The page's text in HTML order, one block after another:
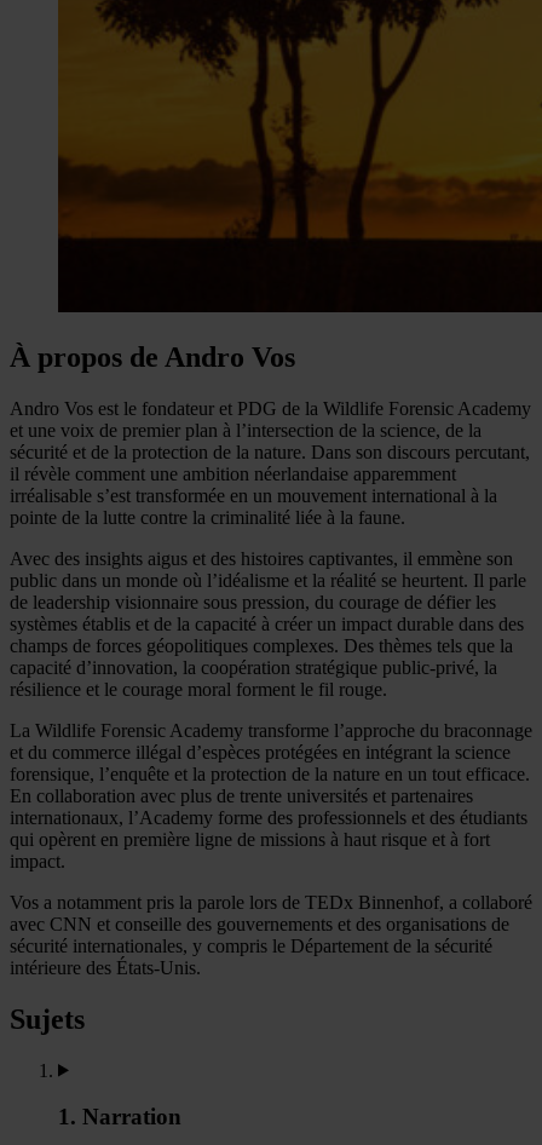
À propos de Andro Vos
Andro Vos est le fondateur et PDG de la Wildlife Forensic Academy
et une voix de premier plan à l’intersection de la science, de la
sécurité et de la protection de la nature. Dans son discours percutant,
il révèle comment une ambition néerlandaise apparemment
irréalisable s’est transformée en un mouvement international à la
pointe de la lutte contre la criminalité liée à la faune.
Avec des insights aigus et des histoires captivantes, il emmène son
public dans un monde où l’idéalisme et la réalité se heurtent. Il parle
de leadership visionnaire sous pression, du courage de défier les
systèmes établis et de la capacité à créer un impact durable dans des
champs de forces géopolitiques complexes. Des thèmes tels que la
capacité d’innovation, la coopération stratégique public-privé, la
résilience et le courage moral forment le fil rouge.
La Wildlife Forensic Academy transforme l’approche du braconnage
et du commerce illégal d’espèces protégées en intégrant la science
forensique, l’enquête et la protection de la nature en un tout efficace.
En collaboration avec plus de trente universités et partenaires
internationaux, l’Academy forme des professionnels et des étudiants
qui opèrent en première ligne de missions à haut risque et à fort
impact.
Vos a notamment pris la parole lors de TEDx Binnenhof, a collaboré
avec CNN et conseille des gouvernements et des organisations de
sécurité internationales, y compris le Département de la sécurité
intérieure des États-Unis.
Sujets
1. Narration